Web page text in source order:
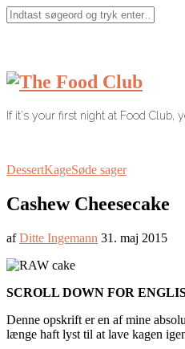
If it's your first night at Food Club,
DessertKageSøde sager
Cashew Cheesecake
afDitte Ingemann 31. maj 2015
SCROLL DOWN FOR
Denne opskrift er en af mine
længe haft lyst til at lave kagen